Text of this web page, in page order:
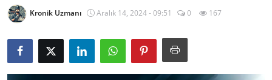
Sigorta & Kasko
Muayene & Ruhsat
Kronik Uzmanı Aralık 14, 2024 - 09:51 0 167